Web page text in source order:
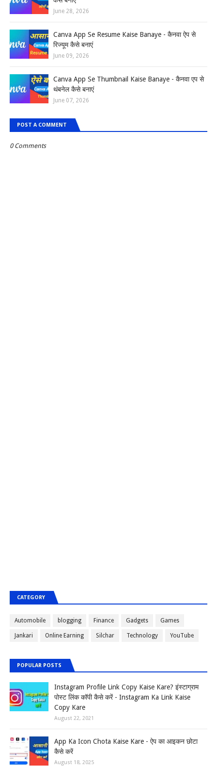
June 28, 2026
Canva App Se Resume Kaise Banaye - कैनवा ऐप से
रिज्यूम कैसे बनाएं
June 09, 2026
Canva App Se Thumbnail Kaise Banaye - कैनवा एप से
थंबनेल कैसे बनाएं
June 07, 2026
POST A COMMENT
0 Comments
CATEGORY
Automobile blogging Finance Gadgets Games
Jankari Online Earning Silchar Technology YouTube
POPULAR POSTS
Instagram Profile Link Copy Kaise Kare? इंस्टाग्राम
पोस्ट लिंक कॉपी कैसे करें - Instagram Ka Link Kaise
Copy Kare
August 22, 2021
App Ka Icon Chota Kaise Kare - ऐप का आइकन छोटा
कैसे करें
August 18, 2025